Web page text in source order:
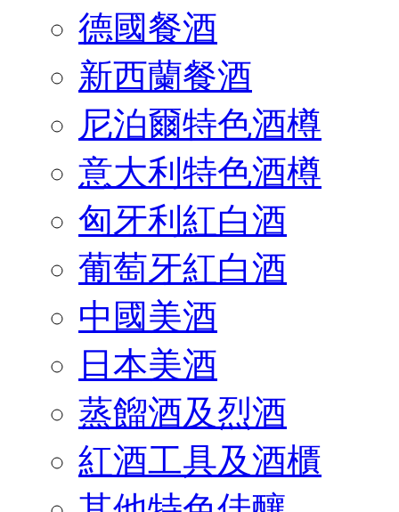
德國餐酒
新西蘭餐酒
尼泊爾特色酒樽
意大利特色酒樽
匈牙利紅白酒
葡萄牙紅白酒
中國美酒
日本美酒
蒸餾酒及烈酒
紅酒工具及酒櫃